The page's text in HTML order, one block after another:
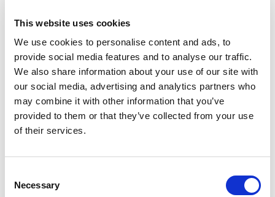
This website uses cookies
We use cookies to personalise content and ads, to
provide social media features and to analyse our traffic.
We also share information about your use of our site with
our social media, advertising and analytics partners who
may combine it with other information that you’ve
provided to them or that they’ve collected from your use
of their services.
Selection
Necessary
PLUS LONGTEMPS.
CONTENANCE DE 400 ML.
COMPATIBLE CONGÉLATEUR, MICRO-ONDES ET LAVE-
VAISSELLE.